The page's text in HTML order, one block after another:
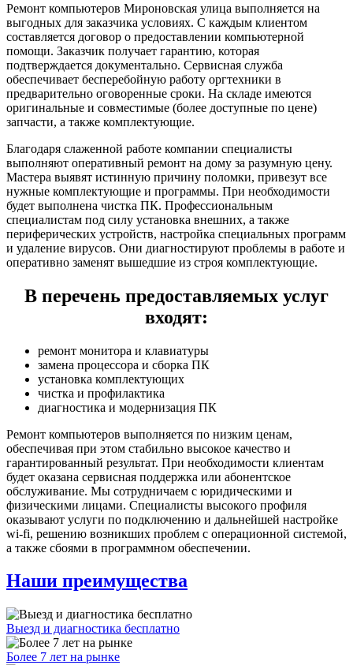
Ремонт компьютеров Мироновская улица выполняется на
выгодных для заказчика условиях. С каждым клиентом
составляется договор о предоставлении компьютерной
помощи. Заказчик получает гарантию, которая
подтверждается документально. Сервисная служба
обеспечивает бесперебойную работу оргтехники в
предварительно оговоренные сроки. На складе имеются
оригинальные и совместимые (более доступные по цене)
запчасти, а также комплектующие.
Благодаря слаженной работе компании специалисты
выполняют оперативный ремонт на дому за разумную цену.
Мастера выявят истинную причину поломки, привезут все
нужные комплектующие и программы. При необходимости
будет выполнена чистка ПК. Профессиональным
специалистам под силу установка внешних, а также
периферических устройств, настройка специальных программ
и удаление вирусов. Они диагностируют проблемы в работе и
оперативно заменят вышедшие из строя комплектующие.
В перечень предоставляемых услуг
входят:
ремонт монитора и клавиатуры
замена процессора и сборка ПК
установка комплектующих
чистка и профилактика
диагностика и модернизация ПК
Ремонт компьютеров выполняется по низким ценам,
обеспечивая при этом стабильно высокое качество и
гарантированный результат. При необходимости клиентам
будет оказана сервисная поддержка или абонентское
обслуживание. Мы сотрудничаем с юридическими и
физическими лицами. Специалисты высокого профиля
оказывают услуги по подключению и дальнейшей настройке
wi-fi, решению возникших проблем с операционной системой,
а также сбоями в программном обеспечении.
Наши преимущества
Выезд и диагностика бесплатно
Более 7 лет на рынке